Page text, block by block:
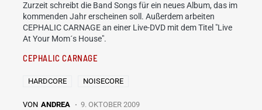
Zurzeit schreibt die Band Songs für ein neues Album, das im
kommenden Jahr erscheinen soll. Außerdem arbeiten
CEPHALIC CARNAGE an einer Live-DVD mit dem Titel "Live
At Your Mom´s House".
CEPHALIC CARNAGE
HARDCORE NOISECORE
VON ANDREA 9. OKTOBER 2009